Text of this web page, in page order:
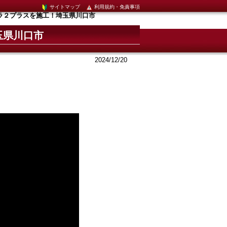
利用規約・免責事項
サイトマップ
プラスを施工！埼玉県川口市
県川口市
2024/12/20